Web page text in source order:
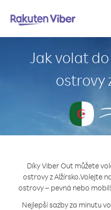
Jak volat
ostrovy
Díky Viber Out můžete
ostrovy z Alžírsko.Volejte
ostrovy – pevná nebo
Nejlepší sazby za minutu